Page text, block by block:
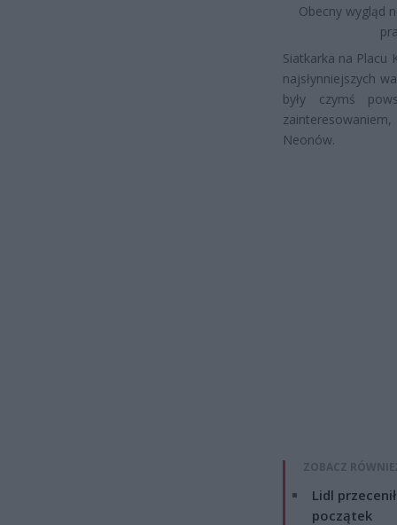
Obecny wygląd
Siatkarka na Placu
najsłynniejszych
były czymś
Neonów.
ZOBACZ
Lidl
początek